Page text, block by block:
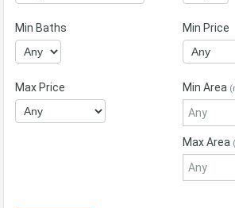
Min Baths Min Price
Max Price Min Area
Max Area